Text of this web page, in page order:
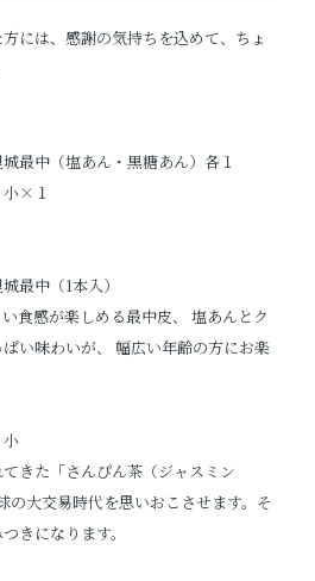
には、感謝の気持ちを込めて、ちょ
最中（塩あん・黒糖あん）各１
小×１
最中（1本入）
食感が楽しめる最中皮、 塩あんとク
い味わいが、 幅広い年齢の方にお楽
きた「さんぴん茶（ジャスミン
の大交易時代を思いおこさせます。そ
きになります。